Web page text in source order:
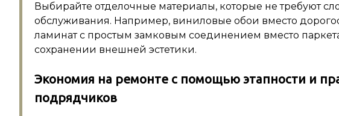
Выбирайте отделочные материалы, которые не требуют
обслуживания. Например, виниловые обои вместо
ламинат с простым замковым соединением вместо
сохранении внешней эстетики.
Экономия на ремонте с помощью этапности и
подрядчиков